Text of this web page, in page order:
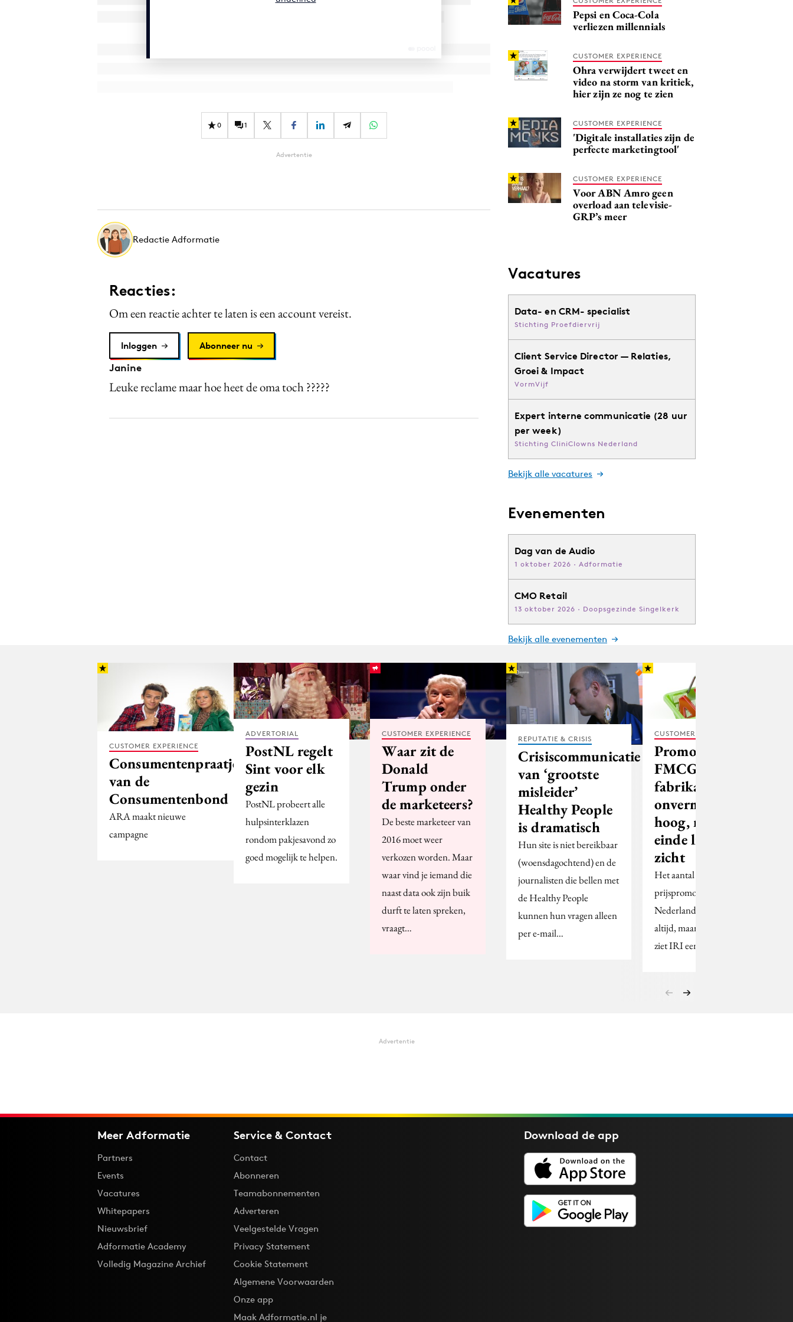
0 1
Advertentie
Redactie Adformatie
Reacties:
Om een reactie achter te laten is een account vereist.
Inloggen Abonneer nu
Janine
Leuke reclame maar hoe heet de oma toch ?????
Pepsi en Coca-Cola
verliezen millennials
CUSTOMER EXPERIENCE
Ohra verwijdert tweet en
video na storm van kritiek,
hier zijn ze nog te zien
CUSTOMER EXPERIENCE
'Digitale installaties zijn de
perfecte marketingtool'
CUSTOMER EXPERIENCE
Voor ABN Amro geen
overload aan televisie-
GRP’s meer
Vacatures
Data- en CRM- specialist
Stichting Proefdiervrij
Client Service Director — Relaties,
Groei & Impact
VormVijf
Expert interne communicatie (28 uur
per week)
Stichting CliniClowns Nederland
Bekijk alle vacatures
Evenementen
Dag van de Audio
1 oktober 2026 · Adformatie
CMO Retail
13 oktober 2026 · Doopsgezinde Singelkerk
Bekijk alle evenementen
CUSTOMER EXPERIENCE
Consumentenpraatjes
van de
Consumentenbond
ARA maakt nieuwe
campagne
ADVERTORIAL
PostNL regelt
Sint voor elk
gezin
PostNL probeert alle
hulpsinterklazen
rondom pakjesavond zo
goed mogelijk te helpen.
CUSTOMER EXPERIENCE
Waar zit de
Donald
Trump onder
de marketeers?
De beste marketeer van
2016 moet weer
verkozen worden. Maar
waar vind je iemand die
naast data ook zijn buik
durft te laten spreken,
vraagt…
REPUTATIE & CRISIS
Crisiscommunicatie
van ‘grootste
misleider’
Healthy People
is dramatisch
Hun site is niet bereikbaar
(woensdagochtend) en de
journalisten die bellen met
de Healthy People
kunnen hun vragen alleen
per e-mail…
CUSTOMER EXPERIENCE
Promotiedruk
FMCG-
fabrikanten
onverminderd
hoog, maar
einde lijkt in
zicht
Het aantal
prijspromoties in
Nederland stijgt nog
altijd, maar in de UK
ziet IRI een omslag.
Advertentie
Meer Adformatie
Partners
Events
Vacatures
Whitepapers
Nieuwsbrief
Adformatie Academy
Volledig Magazine Archief
Service & Contact
Contact
Abonneren
Teamabonnementen
Adverteren
Veelgestelde Vragen
Privacy Statement
Cookie Statement
Algemene Voorwaarden
Onze app
Maak Adformatie.nl je
Download deapp